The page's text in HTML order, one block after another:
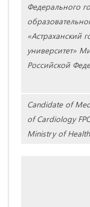
Федерального
«Астраханский
университет»
Российской
Candidate of
of Cardiology
Ministry of